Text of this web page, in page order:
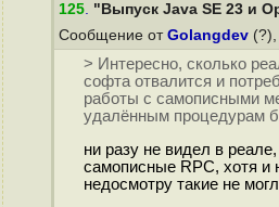
125. "Выпуск Java SE 23 и
Сообщение от Golangdev
> Интересно, сколько
софта отвалится и
работы с самописными
удалённым процедурам
ни разу не видел в
самописные RPC, хотя и
недосмотру такие не